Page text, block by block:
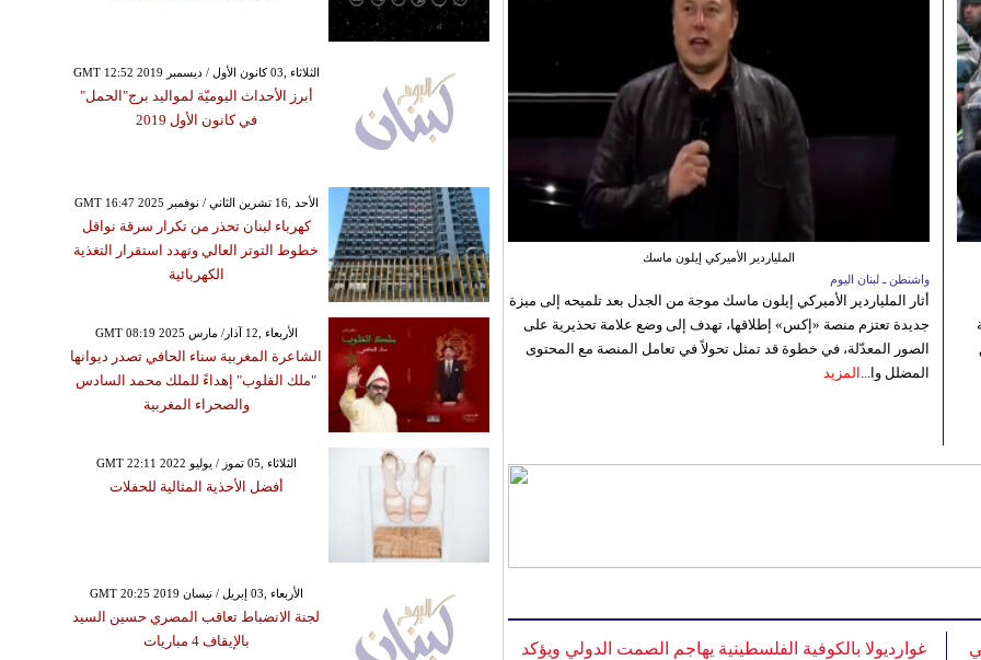
الملياردير الأميركي إيلون ماسك
واشنطن ـ لبنان اليوم
أثار الملياردير الأميركي إيلون ماسك موجة من الجدل بعد تلميحه إلى ميزة
جديدة تعتزم منصة «إكس» إطلاقها، تهدف إلى وضع علامة تحذيرية على
الصور المعدّلة، في خطوة قد تمثل تحولاً في تعامل المنصة مع المحتوى
المضلل وا... المزيد
غوارديولا بالكوفية الفلسطينية يهاجم الصمت الدولي ويؤكد
GMT 12:52 2019 الثلاثاء ,03 كانون الأول / ديسمبر
أبرز الأحداث اليوميّة لمواليد برج"الحمل"
في كانون الأول 2019
GMT 16:47 2025 الأحد ,16 تشرين الثاني / نوفمبر
كهرباء لبنان تحذر من تكرار سرقة نواقل
خطوط التوتر العالي وتهدد استقرار التغذية
الكهربائية
GMT 08:19 2025 الأربعاء ,12 آذار/ مارس
الشاعرة المغربية سناء الحافي تصدر ديوانها
"ملك القلوب" إهداءً للملك محمد السادس
والصحراء المغربية
GMT 22:11 2022 الثلاثاء ,05 تموز / يوليو
أفضل الأحذية المثالية للحفلات
GMT 20:25 2019 الأربعاء ,03 إبريل / نيسان
لجنة الانضباط تعاقب المصري حسين السيد
بالإيقاف 4 مباريات